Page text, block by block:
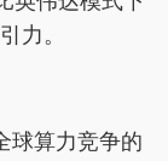
力。
球算力竞争的